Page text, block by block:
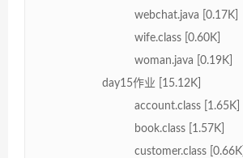
webchat.java [0.17K]
wife.class [0.60K]
woman.java [0.19K]
day15作业 [15.12K]
account.class [1.65K]
book.class [1.57K]
customer.class [0.66K]